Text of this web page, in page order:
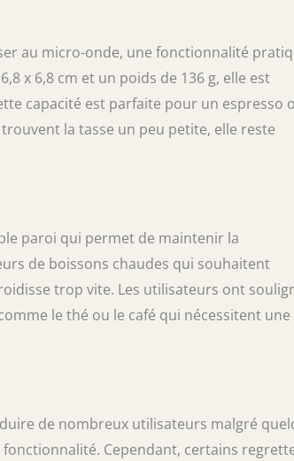
au micro-onde, une fonctionnalité
x 6,8 cm et un poids de 136 g, elle est
capacité est parfaite pour un espresso
la tasse un peu petite, elle reste
paroi qui permet de maintenir la
de boissons chaudes qui souhaitent
trop vite. Les utilisateurs ont
le thé ou le café qui nécessitent une
de nombreux utilisateurs malgré
Cependant, certains